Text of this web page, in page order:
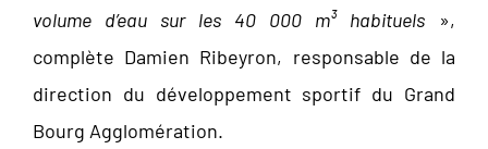
volume d’eau sur les 40 000 m³ habituels »,
complète Damien Ribeyron, responsable de la
direction du développement sportif du Grand
Bourg Agglomération.